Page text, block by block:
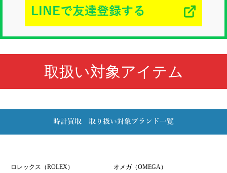
LINEで友達登録する
取扱い対象アイテム
時計買取 取り扱い対象ブランド一覧
ロレックス（ROLEX） オメガ（OMEGA）